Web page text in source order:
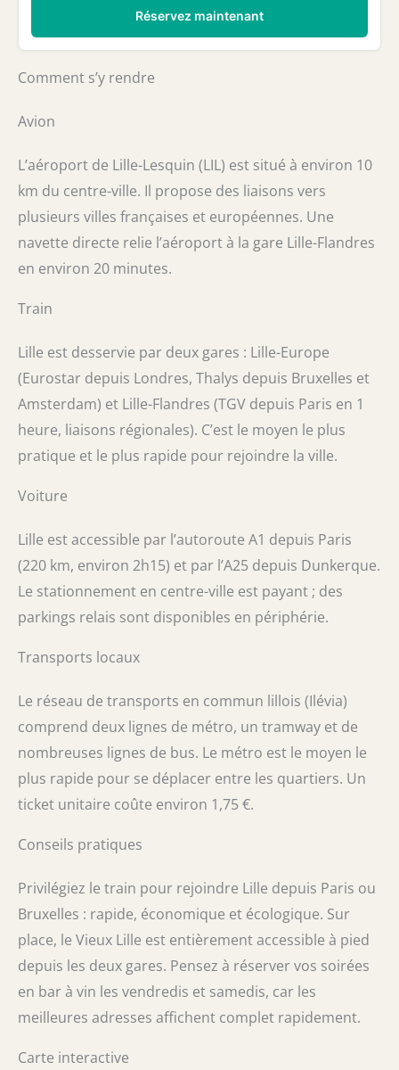
Réservez maintenant
Comment s’y rendre
Avion
L’aéroport de Lille-Lesquin (LIL) est situé à environ 10
km du centre-ville. Il propose des liaisons vers
plusieurs villes françaises et européennes. Une
navette directe relie l’aéroport à la gare Lille-Flandres
en environ 20 minutes.
Train
Lille est desservie par deux gares : Lille-Europe
(Eurostar depuis Londres, Thalys depuis Bruxelles et
Amsterdam) et Lille-Flandres (TGV depuis Paris en 1
heure, liaisons régionales). C’est le moyen le plus
pratique et le plus rapide pour rejoindre la ville.
Voiture
Lille est accessible par l’autoroute A1 depuis Paris
(220 km, environ 2h15) et par l’A25 depuis Dunkerque.
Le stationnement en centre-ville est payant ; des
parkings relais sont disponibles en périphérie.
Transports locaux
Le réseau de transports en commun lillois (Ilévia)
comprend deux lignes de métro, un tramway et de
nombreuses lignes de bus. Le métro est le moyen le
plus rapide pour se déplacer entre les quartiers. Un
ticket unitaire coûte environ 1,75 €.
Conseils pratiques
Privilégiez le train pour rejoindre Lille depuis Paris ou
Bruxelles : rapide, économique et écologique. Sur
place, le Vieux Lille est entièrement accessible à pied
depuis les deux gares. Pensez à réserver vos soirées
en bar à vin les vendredis et samedis, car les
meilleures adresses affichent complet rapidement.
Carte interactive